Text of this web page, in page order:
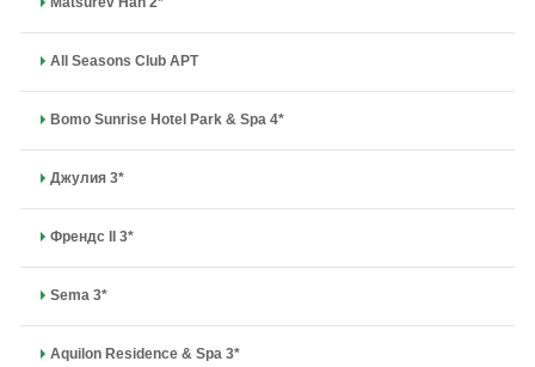
All Seasons Club APT
Bomo Sunrise Hotel Park & Spa 4*
Джулия 3*
Френдс II 3*
Sema 3*
Aquilon Residence & Spa 3*